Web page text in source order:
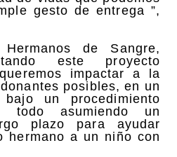
gesto de entrega ”,
de Sangre,
este proyecto
impactar a la
posibles, en un
un procedimiento
todo asumiendo un
plazo para ayudar
hermano a un niño con